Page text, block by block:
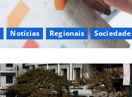
Notícias Regionais Sociedade